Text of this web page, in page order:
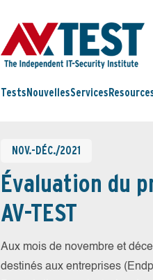
Tests NouvellesServices
NOV.-DÉC./2021
Évaluation du
AV-TEST
Aux mois de novembre et
destinés aux entreprises